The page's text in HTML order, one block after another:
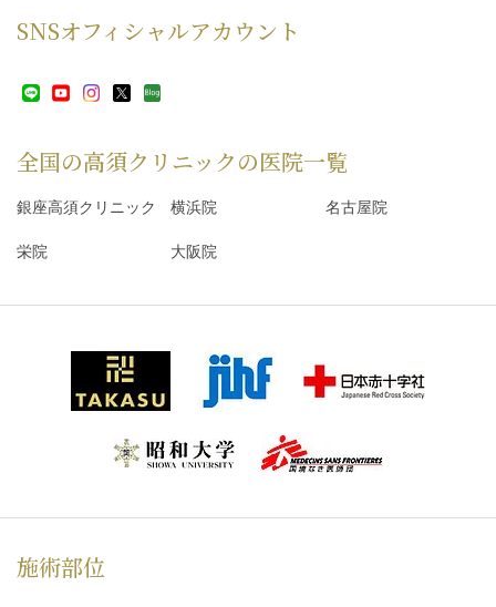
SNSオフィシャルアカウント
全国の高須クリニックの医院一覧
銀座高須クリニック 横浜院 名古屋院
栄院 大阪院
施術部位